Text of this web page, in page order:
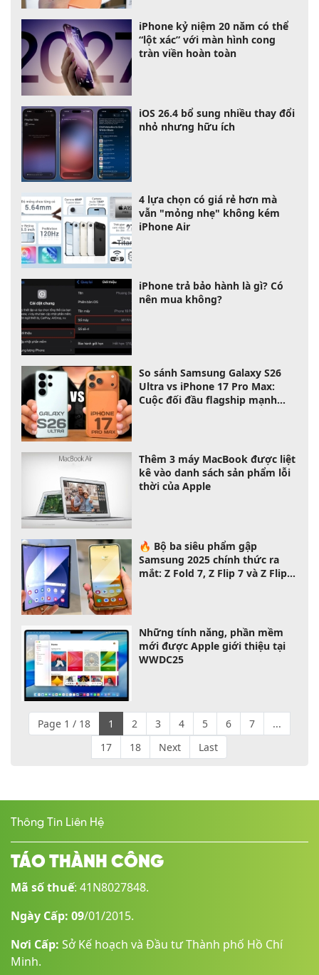
iPhone kỷ niệm 20 năm có thể
“lột xác” với màn hình cong
tràn viền hoàn toàn
iOS 26.4 bổ sung nhiều thay đổi
nhỏ nhưng hữu ích
4 lựa chọn có giá rẻ hơn mà
vẫn "mỏng nhẹ" không kém
iPhone Air
iPhone trả bảo hành là gì? Có
nên mua không?
So sánh Samsung Galaxy S26
Ultra vs iPhone 17 Pro Max:
Cuộc đối đầu flagship mạnh
Thêm 3 máy MacBook được liệt
kê vào danh sách sản phẩm lỗi
thời của Apple
🔥 Bộ ba siêu phẩm gập
Samsung 2025 chính thức ra
mắt: Z Fold 7, Z Flip 7 và Z Flip 7
Những tính năng, phần mềm
mới được Apple giới thiệu tại
WWDC25
Page 1 / 18 1 2 3 4 5 6 7
...
17
18 Next Last
Thông Tin Liên Hệ
TÁO THÀNH CÔNG
Mã số thuế: 41N8027848.
Ngày Cấp: 09/01/2015.
Nơi Cấp: Sở Kế hoạch và Đầu tư Thành phố Hồ Chí
Minh.